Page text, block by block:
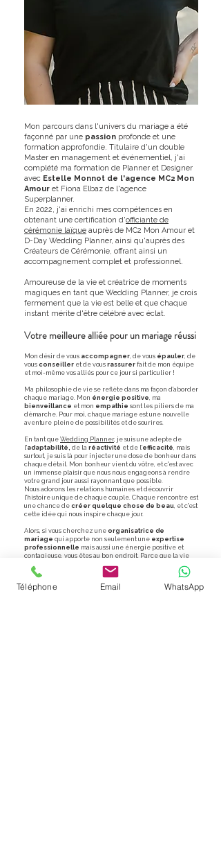
Mon parcours dans l'univers du mariage a été
façonné par une passion profonde et une
formation approfondie. Titulaire d'un double
Master en management et événementiel, j'ai
complété ma formation de Planner et Designer
avec Estelle Monnot de l'agence MC2 Mon
Amour et Fiona Elbaz de l'agence
Superplanner.
En 2022, j'ai enrichi mes compétences en
obtenant une certification d'officiante de
cérémonie laïque auprès de MC2 Mon Amour et
D-Day Wedding Planner, ainsi qu'auprès des
Créateurs de Cérémonie, offrant ainsi un
accompagnement complet et professionnel.
Amoureuse de la vie et créatrice de moments
magiques en tant que Wedding Planner, je crois
fermement que la vie est belle et que chaque
instant mérite d'être célébré avec éclat.
Votre meilleure alliée pour un mariage réussi
Mon désir de vous accompagner, de vous épauler, de
vous conseiller et de vous rassurer fait de mon équipe
et moi-même vos alliés pour ce jour si particulier !
Ma philosophie de vie se reflète dans ma façon d'aborder
chaque mariage. Mon énergie positive, ma
bienveillance et mon empathie sont les piliers de ma
démarche. Pour moi, chaque mariage est une nouvelle
aventure pleine de possibilités et de sourires.
En tant que Wedding Planner, je suis une adepte de
l'adaptabilité, de la réactivité et de l'efficacité, mais
surtout, je suis là pour injecter une dose de bonheur dans
chaque détail. Mon bonheur vient du vôtre, et c'est avec
un immense plaisir que nous nous engageons à rendre
votre grand jour aussi rayonnant que possible.
Nous adorons les relations humaines et découvrir
l'histoire unique de chaque couple. Chaque rencontre est
une chance de créer quelque chose de beau, et c'est
cette idée qui nous inspire chaque jour.
Alors, si vous cherchez une organisatrice de
mariage qui apporte non seulement une expertise
professionnelle mais aussi une énergie positive et
contagieuse, vous êtes au bon endroit. Parce que la vie
est belle, et que votre mariage mérite d'être le reflet
éclatant de cette belle aventure.
J'ai hâte de faire votre connaissance et de vous
Téléphone Email WhatsApp